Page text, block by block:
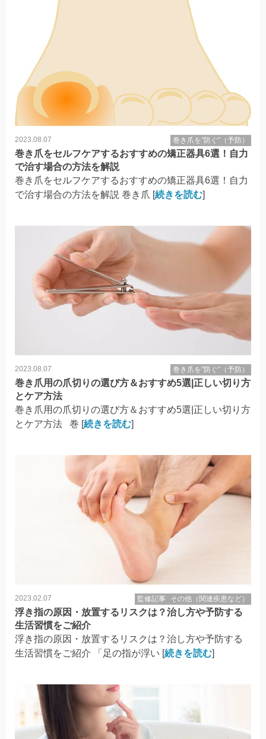
2023.08.07 巻き爪を”防ぐ”（予防）
巻き爪をセルフケアするおすすめの矯正器具6選！自力
で治す場合の方法を解説
巻き爪をセルフケアするおすすめの矯正器具6選！自力
で治す場合の方法を解説 巻き爪 [続きを読む]
2023.08.07 巻き爪を”防ぐ”（予防）
巻き爪用の爪切りの選び方＆おすすめ5選|正しい切り方
とケア方法
巻き爪用の爪切りの選び方＆おすすめ5選|正しい切り方
とケア方法 巻 [続きを読む]
2023.02.07 監修記事 その他（関連疾患など）
浮き指の原因・放置するリスクは？治し方や予防する
生活習慣をご紹介
浮き指の原因・放置するリスクは？治し方や予防する
生活習慣をご紹介 「足の指が浮い [続きを読む]